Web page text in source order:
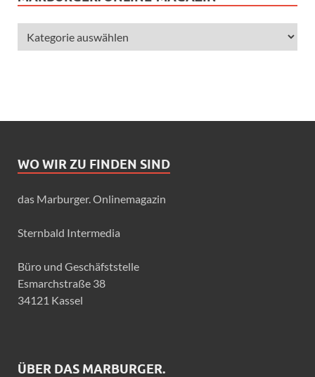
WO WIR ZU FINDEN SIND
das Marburger. Onlinemagazin
Sternbald Intermedia
Büro und Geschäfststelle
Esmarchstraße 38
34121 Kassel
ÜBER DAS MARBURGER.